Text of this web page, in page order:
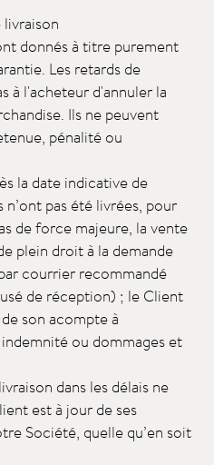
donnés à titre purement
Les retards de
à l'acheteur d'annuler la
Ils ne peuvent
pénalité ou
la date indicative de
pas été livrées, pour
de force majeure, la vente
plein droit à la demande
courrier recommandé
de réception) ; le Client
son acompte à
ou dommages et
dans les délais ne
est à jour de ses
Société, quelle qu’en soit